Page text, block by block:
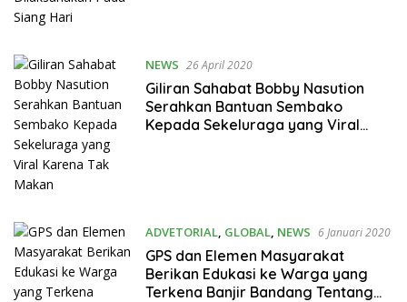
NEWS 26 April 2020
Giliran Sahabat Bobby Nasution
Serahkan Bantuan Sembako
Kepada Sekeluraga yang Viral
ADVETORIAL, GLOBAL, NEWS 6 Januari 2020
GPS dan Elemen Masyarakat
Berikan Edukasi ke Warga yang
Terkena Banjir Bandang Tentang